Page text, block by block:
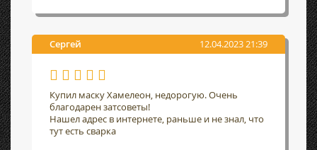
Сергей 12.04.2023 21:39
Купил маску Хамелеон, недорогую. Очень
благодарен затсоветы!
Нашел адрес в интернете, раньше и не знал, что
тут есть сварка